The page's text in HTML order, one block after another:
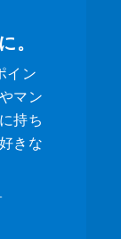
。
イン
マン
持ち
きな